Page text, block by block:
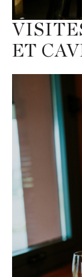
ET